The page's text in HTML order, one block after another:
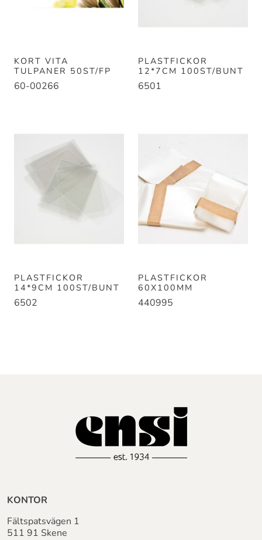
KORT VITA
TULPANER 50ST/FP
60-00266
PLASTFICKOR
12*7CM 100ST/BUNT
6501
PLASTFICKOR
14*9CM 100ST/BUNT
6502
PLASTFICKOR
60X100MM
440995
KONTOR
Fältspatsvägen 1
511 91 Skene